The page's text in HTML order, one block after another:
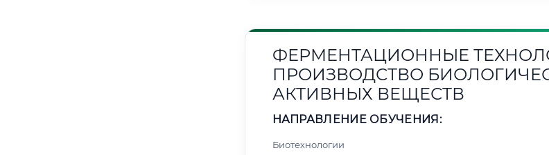
ФЕРМЕНТАЦИОННЫЕ
ПРОИЗВОДСТВО
АКТИВНЫХ ВЕЩЕСТВ
НАПРАВЛЕНИЕ ОБУЧЕНИЯ:
Биотехнологии